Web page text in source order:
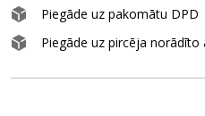
Piegāde uz pakomātu DPD
Piegāde uz pircēja norādīto